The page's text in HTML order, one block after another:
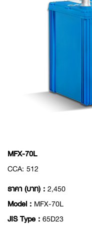
MFX-70L
CCA: 512
ราคา (บาท) : 2,450
Model : MFX-70L
JIS Type : 65D23